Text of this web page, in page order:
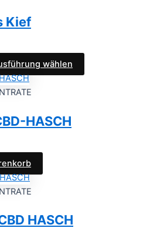
Kief
wählen
HASCH
HASCH